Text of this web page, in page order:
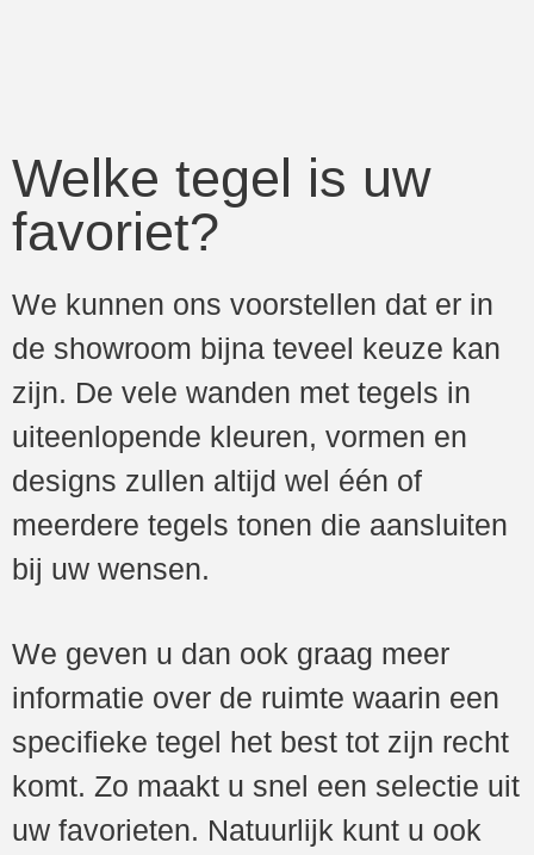
Welke tegel is uw
favoriet?
We kunnen ons voorstellen dat er in
de showroom bijna teveel keuze kan
zijn. De vele wanden met tegels in
uiteenlopende kleuren, vormen en
designs zullen altijd wel één of
meerdere tegels tonen die aansluiten
bij uw wensen.
We geven u dan ook graag meer
informatie over de ruimte waarin een
specifieke tegel het best tot zijn recht
komt. Zo maakt u snel een selectie uit
uw favorieten. Natuurlijk kunt u ook